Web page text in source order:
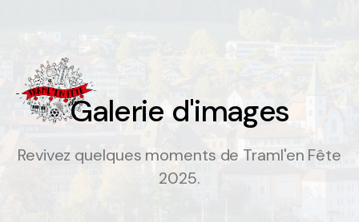
Galerie d'images
Galerie d'images
Revivez quelques moments de Traml'en Fête
2025.